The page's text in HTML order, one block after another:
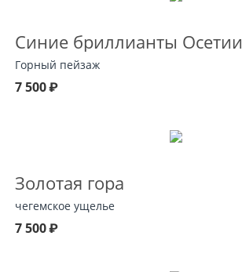
Синие бриллианты Осетии
Горный пейзаж
7 500₽
Золотая гора
чегемское ущелье
7 500₽